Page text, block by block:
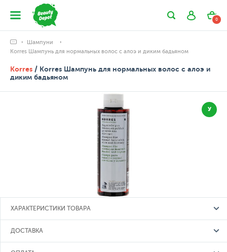
0
Шампуни
Korres Шампунь для нормальных волос с алоэ и диким бадьяном
Korres / Korres Шампунь для нормальных волос с алоэ и
диким бадьяном
У
ХАРАКТЕРИСТИКИ ТОВАРА
ДОСТАВКА